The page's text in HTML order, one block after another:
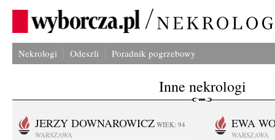
Nekrologi Odeszli Poradnik pogrzebowy
Inne nekrologi
JERZY DOWNAROWICZ WIEK: 94
WARSZAWA
EWA
WARSZAWA